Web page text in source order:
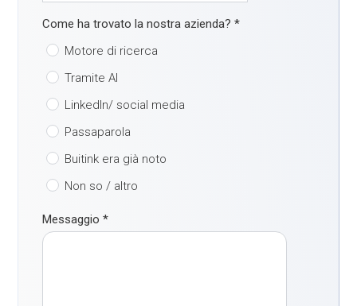
Come ha trovato la nostra azienda?*
Motore di ricerca
Tramite AI
LinkedIn/ social media
Passaparola
Buitink era già noto
Non so / altro
Messaggio*